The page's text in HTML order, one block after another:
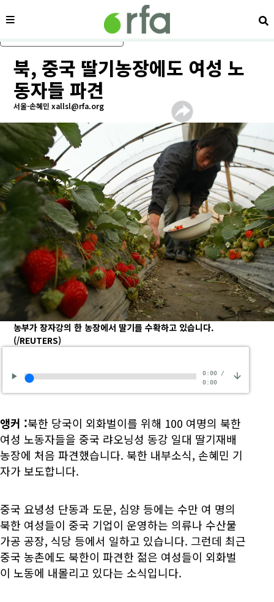
메인 콘텐츠로 건너뛰기
메뉴 검
북, 중국 딸기농장에도 여성 노
동자들 파견
서울-손혜민 xallsl@rfa.org
농부가 장자강의 한 농장에서 딸기를 수확하고 있습니다.
(/REUTERS)
0:00/
0:00
앵커 :북한 당국이 외화벌이를 위해 100 여명의 북한
여성 노동자들을 중국 랴오닝성 동강 일대 딸기재배
농장에 처음 파견했습니다. 북한 내부소식, 손혜민 기
자가 보도합니다.
중국 요녕성 단동과 도문, 심양 등에는 수만 여 명의
북한 여성들이 중국 기업이 운영하는 의류나 수산물
가공 공장, 식당 등에서 일하고 있습니다. 그런데 최근
중국 농촌에도 북한이 파견한 젊은 여성들이 외화벌
이 노동에 내몰리고 있다는 소식입니다.